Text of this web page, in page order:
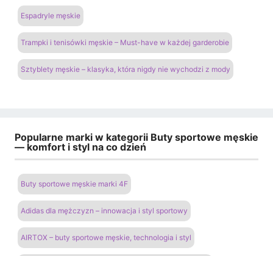
Espadryle męskie
Trampki i tenisówki męskie – Must-have w każdej garderobie
Sztyblety męskie – klasyka, która nigdy nie wychodzi z mody
Popularne marki w kategorii Buty sportowe męskie
— komfort i styl na co dzień
Buty sportowe męskie marki 4F
Adidas dla mężczyzn – innowacja i styl sportowy
AIRTOX – buty sportowe męskie, technologia i styl